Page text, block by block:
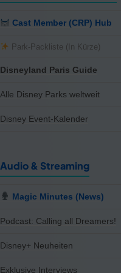
Cast Member (CRP) Hub
Park-Packliste (In Kürze)
Disneyland Paris Guide
Alle Disney Parks weltweit
Disney Event-Kalender
Audio & Streaming
Magic Minutes (News)
Podcast: Calling all Dreamers!
Disney+ Neuheiten
Exklusive Interviews